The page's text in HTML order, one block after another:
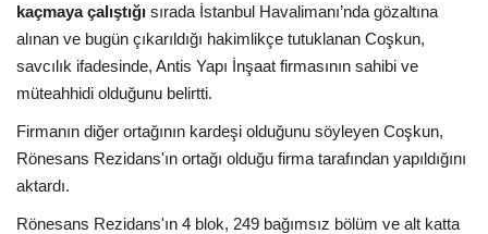
Videolar
Pazaryeri
Kültür - Sanat
kaçmaya çalıştığı sırada İstanbul Havalimanı’nda gözaltına
alınan ve bugün çıkarıldığı hakimlikçe tutuklanan Coşkun,
savcılık ifadesinde, Antis Yapı İnşaat firmasının sahibi ve
müteahhidi olduğunu belirtti.
Firmanın diğer ortağının kardeşi olduğunu söyleyen Coşkun,
Rönesans Rezidans'ın ortağı olduğu firma tarafından yapıldığını
aktardı.
Rönesans Rezidans'ın 4 blok, 249 bağımsız bölüm ve alt katta